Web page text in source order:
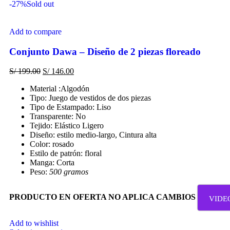
-27%Sold out
Add to compare
Conjunto Dawa – Diseño de 2 piezas floreado
S/199.00 S/146.00
Material :Algodón
Tipo: Juego de vestidos de dos piezas
Tipo de Estampado: Liso
Transparente: No
Tejido: Elástico Ligero
Diseño: estilo medio-largo, Cintura alta
Color: rosado
Estilo de patrón: floral
Manga: Corta
Peso: 500 gramos
PRODUCTO EN OFERTA NO APLICA CAMBIOS
Add to wishlist